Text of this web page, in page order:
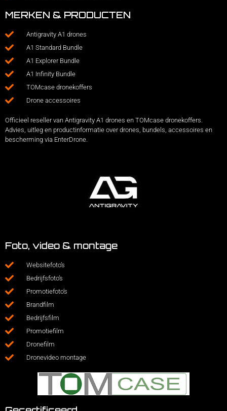
MERKEN & PRODUCTEN
Antigravity A1 drones
A1 Standard Bundle
A1 Explorer Bundle
A1 Infinity Bundle
TOMcase dronekoffers
Drone accessoires
Officieel reseller van Antigravity A1 drones en TOMcase dronekoffers.
Advies, uitleg en productinformatie over drones, bundels, accessoires en
bescherming via EnterDrone.
Foto, video & montage
Websitefoto’s
Bedrijfsfoto’s
Promotiefoto’s
Brandfilm
Bedrijfsfilm
Promotiefilm
Dronefilm
Dronevideo montage